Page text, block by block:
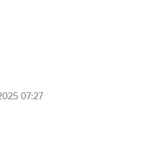
07:27